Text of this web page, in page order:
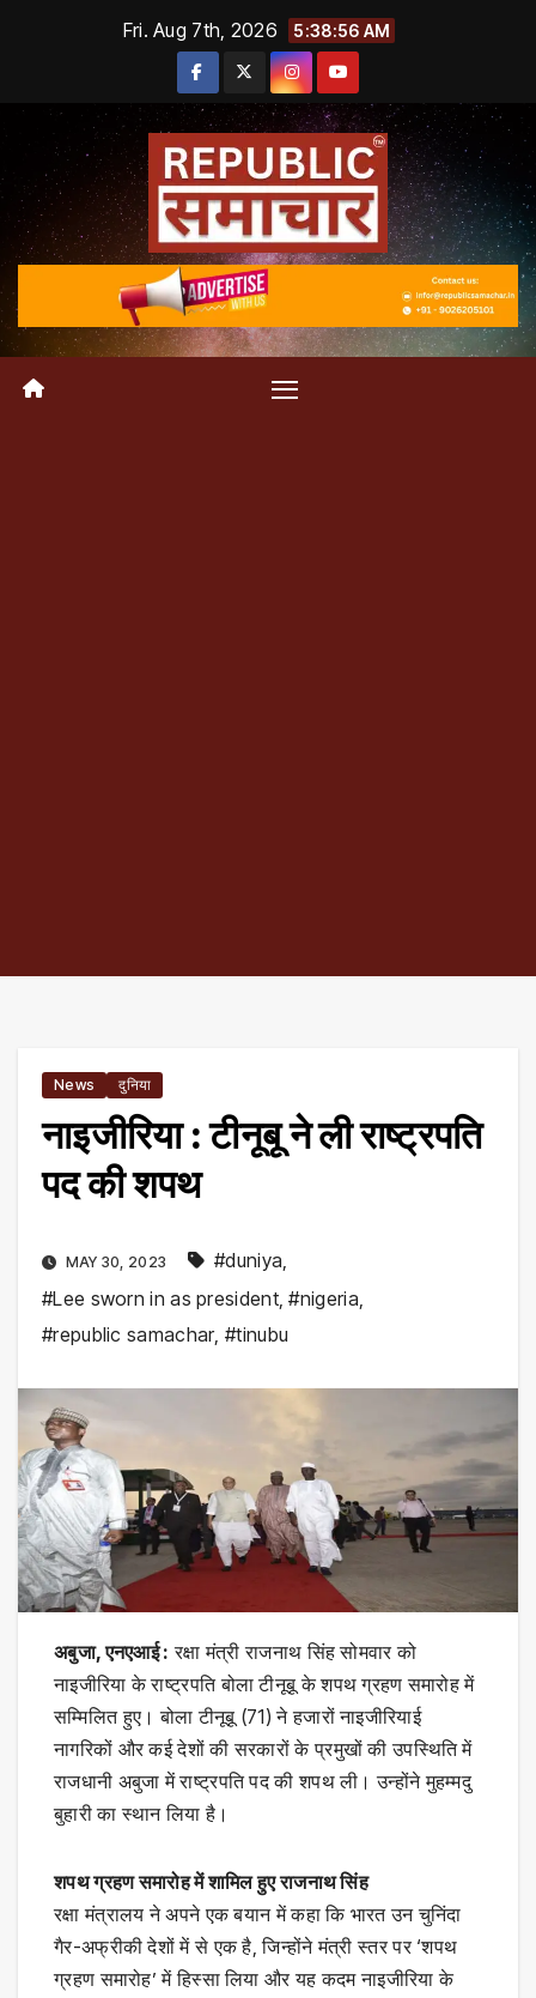
Fri. Aug 7th, 2026 5:38:57 AM
News दुनिया
नाइजीरिया : टीनूबू ने ली राष्ट्रपति
पद की शपथ
MAY 30, 2023 #duniya,
#Lee sworn in as president,#nigeria,
#republic samachar,#tinubu
अबुजा, एनएआई : रक्षा मंत्री राजनाथ सिंह सोमवार को
नाइजीरिया के राष्ट्रपति बोला टीनूबू के शपथ ग्रहण समारोह में
सम्मिलित हुए। बोला टीनूबू (71) ने हजारों नाइजीरियाई
नागरिकों और कई देशों की सरकारों के प्रमुखों की उपस्थिति में
राजधानी अबुजा में राष्ट्रपति पद की शपथ ली। उन्होंने मुहम्मदु
बुहारी का स्थान लिया है।
शपथ ग्रहण समारोह में शामिल हुए राजनाथ सिंह
रक्षा मंत्रालय ने अपने एक बयान में कहा कि भारत उन चुनिंदा
गैर-अफ्रीकी देशों में से एक है, जिन्होंने मंत्री स्तर पर ‘शपथ
ग्रहण समारोह’ में हिस्सा लिया और यह कदम नाइजीरिया के